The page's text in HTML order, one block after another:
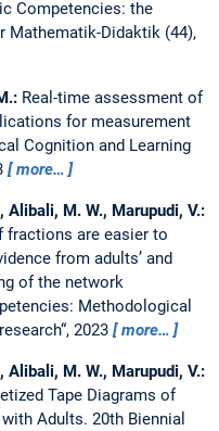
Competencies: the
Mathematik-Didaktik (44),
Real-time assessment of
for measurement
Cognition and Learning
more…
Alibali, M. W., Marupudi, V.:
fractions are easier to
from adults’ and
of the network
Methodological
2023
more…
Alibali, M. W., Marupudi, V.:
Tape Diagrams of
Adults. 20th Biennial